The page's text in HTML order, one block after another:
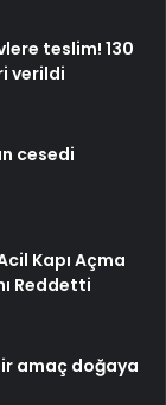
teslim! 130
verildi
cesedi
Kapı Açma
Reddetti
amaç doğaya